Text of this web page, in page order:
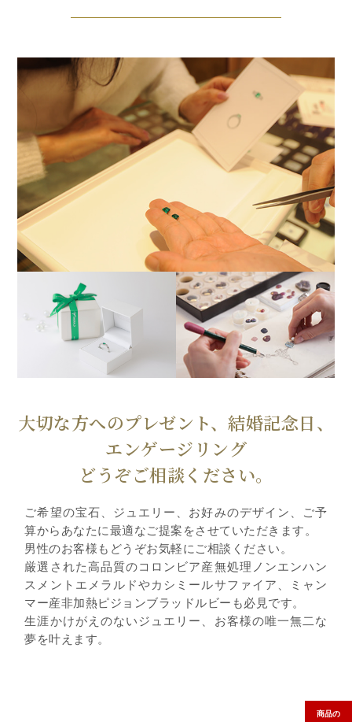
大切な方へのプレゼント、結婚記念日、
エンゲージリング
どうぞご相談ください。
ご希望の宝石、ジュエリー、お好みのデザイン、ご予
算からあなたに最適なご提案をさせていただきます。
男性のお客様もどうぞお気軽にご相談ください。
厳選された高品質のコロンビア産無処理ノンエンハン
スメントエメラルドやカシミールサファイア、ミャン
マー産非加熱ピジョンブラッドルビーも必見です。
生涯かけがえのないジュエリー、お客様の唯一無二な
夢を叶えます。
商品の